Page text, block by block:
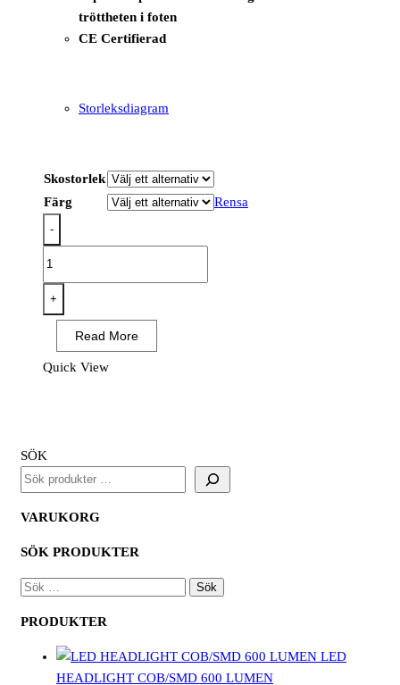
tröttheten i foten
CE Certifierad
Storleksdiagram
Skostorlek
Färg
Rensa
-
Rafter
Halvkänga
SR
+
Read More
Quick View
SÖK
VARUKORG
SÖK PRODUKTER
SÖK
PRODUKTER
LED
HEADLIGHT COB/SMD 600 LUMEN